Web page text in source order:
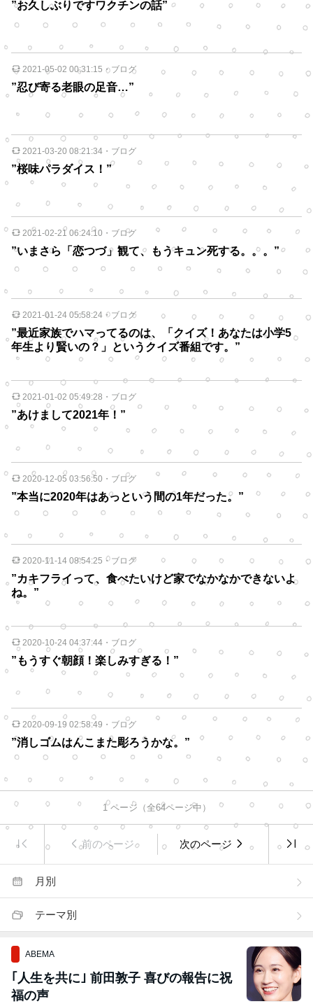
”お久しぶりですワクチンの話”
2021-05-02 00:31:15 ・ブログ
”忍び寄る老眼の足音…”
2021-03-20 08:21:34 ・ ブログ
”桜味パラダイス！”
2021-02-21 06:24:10 ・ ブログ
”いまさら「恋つづ」観て、もうキュン死する。。。”
2021-01-24 05:58:24 ・ブログ
”最近家族でハマってるのは、「クイズ！あなたは小学5
年生より賢いの？」というクイズ番組です。”
2021-01-02 05:49:28 ・ ブログ
”あけまして2021年！”
2020-12-05 03:56:50 ・ ブログ
”本当に2020年はあっという間の1年だった。”
2020-11-14 08:54:25 ・ブログ
”カキフライって、食べたいけど家でなかなかできないよ
ね。”
2020-10-24 04:37:44 ・ ブログ
”もうすぐ朝顔！楽しみすぎる！”
2020-09-19 02:58:49 ・ ブログ
”消しゴムはんこまた彫ろうかな。”
1ページ（全64ページ中）
前のページ 次のページ
月別
テーマ別
ABEMA
｢人生を共に｣ 前田敦子 喜びの報告に祝
福の声